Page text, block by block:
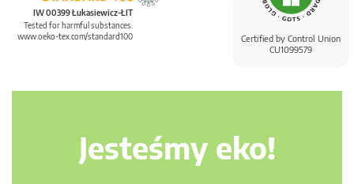
Certified by Control Union
CU1099579
IW 00399 Łukasiewicz-ŁIT
Tested for harmful substances.
www.oeko-tex.com/standard100
Jesteśmy eko!